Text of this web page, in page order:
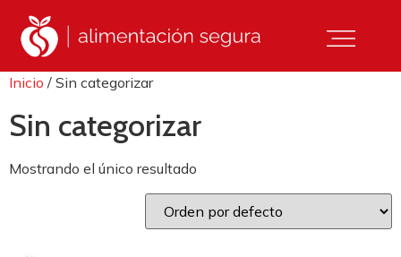
Inicio / Sin categorizar
Sin categorizar
Mostrando el único resultado